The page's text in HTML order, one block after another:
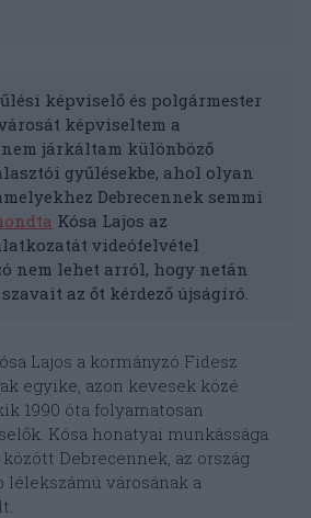
képviselő és polgármester
képviseltem a
járkáltam különböző
gyűlésekbe, ahol olyan
Debrecennek semmi
Kósa Lajos az
videófelvétel
nem lehet arról, hogy netán
az őt kérdező újságíró.
Lajos a kormányzó Fidesz
egyike, azon kevesek közé
1990 óta folyamatosan
Kósa honatyai munkássága
Debrecennek, az ország
lélekszámú városának a